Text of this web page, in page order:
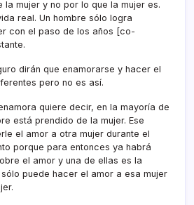
la mujer y no por lo que la mujer es.
real. Un hombre sólo logra
con el paso de los años [co-
dirán que enamorarse y hacer el
pero no es así­.
quiere decir, en la mayorí­a de
está prendido de la mujer. Ese
el amor a otra mujer durante el
porque para entonces ya habrá
el amor y una de ellas es la
puede hacer el amor a esa mujer